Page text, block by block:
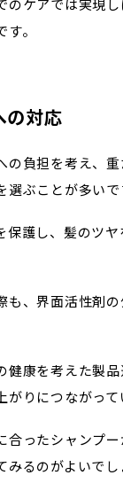
のケアでは実現
。
の対応
の負担を考え、
選ぶことが多いで
保護し、髪のツ
も、界面活性剤
健康を考えた製品
がりにつながって
合ったシャンプー
みるのがよいで